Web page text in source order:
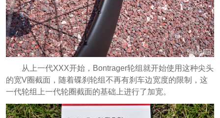
从上一代XXX开始，Bontrager轮组就开始使用这种尖头
的宽V圈截面，随着碟刹轮组不再有刹车边宽度的限制，这
一代轮组上一代轮圈截面的基础上进行了加宽。